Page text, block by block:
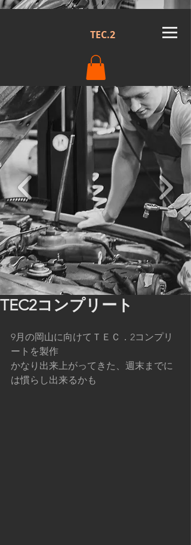
TEC.2
TEC2コンプリート
9月の岡山に向けてＴＥＣ．2コンプリ
ートを製作
かなり出来上がってきた、週末までに
は慣らし出来るかも